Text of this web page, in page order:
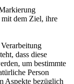
mit dem Ziel, ihre
dass diese
um bestimmte
Person
Aspekte bezüglich